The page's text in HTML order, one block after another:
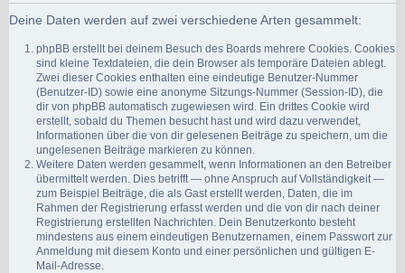
Deine Daten werden auf zwei verschiedene Arten gesammelt:
phpBB erstellt bei deinem Besuch des Boards mehrere Cookies. Cookies
sind kleine Textdateien, die dein Browser als temporäre Dateien ablegt.
Zwei dieser Cookies enthalten eine eindeutige Benutzer-Nummer
(Benutzer-ID) sowie eine anonyme Sitzungs-Nummer (Session-ID), die
dir von phpBB automatisch zugewiesen wird. Ein drittes Cookie wird
erstellt, sobald du Themen besucht hast und wird dazu verwendet,
Informationen über die von dir gelesenen Beiträge zu speichern, um die
ungelesenen Beiträge markieren zu können.
Weitere Daten werden gesammelt, wenn Informationen an den Betreiber
übermittelt werden. Dies betrifft — ohne Anspruch auf Vollständigkeit —
zum Beispiel Beiträge, die als Gast erstellt werden, Daten, die im
Rahmen der Registrierung erfasst werden und die von dir nach deiner
Registrierung erstellten Nachrichten. Dein Benutzerkonto besteht
mindestens aus einem eindeutigen Benutzernamen, einem Passwort zur
Anmeldung mit diesem Konto und einer persönlichen und gültigen E-
Mail-Adresse.